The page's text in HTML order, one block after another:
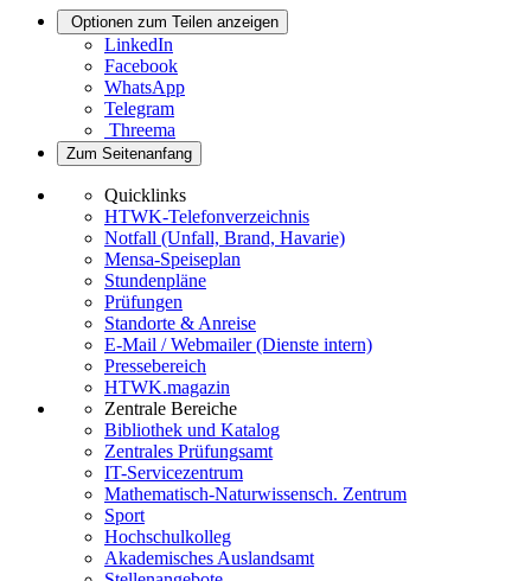
Optionen zum Teilen anzeigen
LinkedIn
Facebook
WhatsApp
Telegram
Threema
Zum Seitenanfang
Quicklinks
HTWK-Telefonverzeichnis
Notfall (Unfall, Brand, Havarie)
Mensa-Speiseplan
Stundenpläne
Prüfungen
Standorte & Anreise
E-Mail / Webmailer (Dienste intern)
Pressebereich
HTWK.magazin
Zentrale Bereiche
Bibliothek und Katalog
Zentrales Prüfungsamt
IT-Servicezentrum
Mathematisch-Naturwissensch. Zentrum
Sport
Hochschulkolleg
Akademisches Auslandsamt